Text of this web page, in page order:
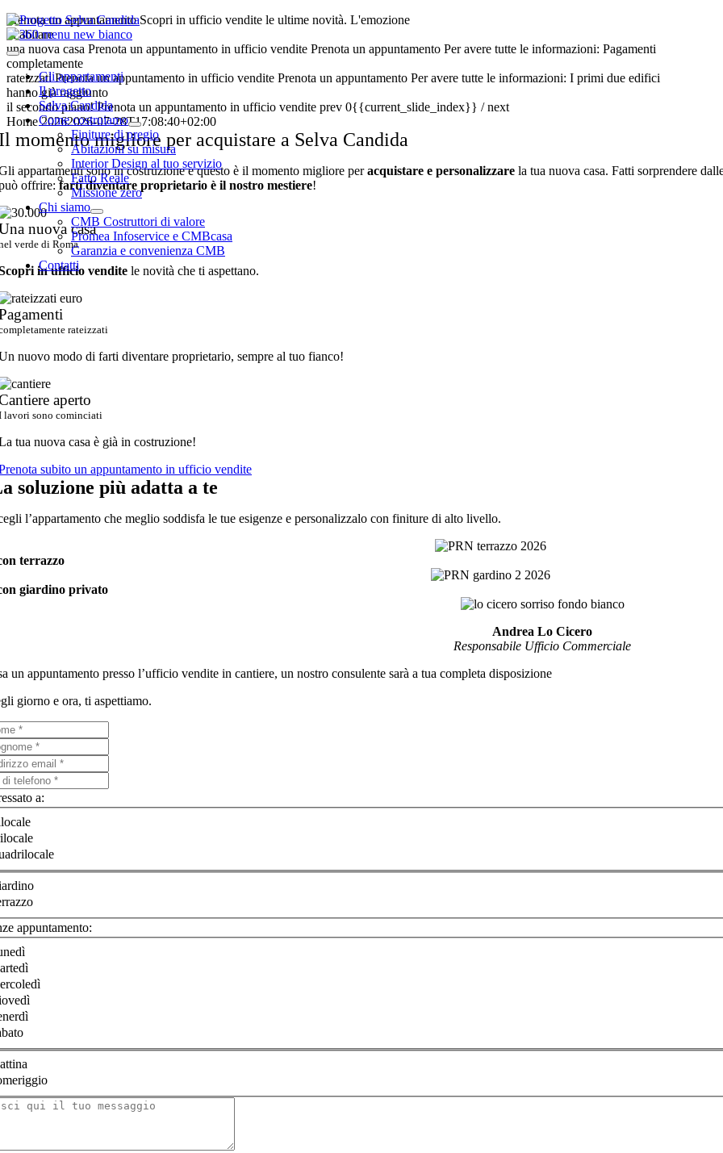
Salta
al
contenuto
Toggle
NavigationGli appartamenti
Il progetto
Selva Candida
Come costruiamo
Finiture di pregio
Abitazioni su misura
Interior Design al tuo servizio
Fatto Reale
Missione zero
Chi siamo
CMB Costruttori di valore
Promea Infoservice e CMBcasa
Garanzia e convenienza CMB
Contatti
Prenota un appuntamento Scopri in ufficio vendite le ultime novità. L'emozione
di abitare
una nuova casa Prenota un appuntamento in ufficio vendite Prenota un appuntamento Per avere tutte le informazioni: Pagamenti
completamente
rateizzati Prenota un appuntamento in ufficio vendite Prenota un appuntamento Per avere tutte le informazioni: I primi due edifici
hanno già raggiunto
il secondo piano! Prenota un appuntamento in ufficio vendite prev 0{{current_slide_index}} / next
Home 20262026-07-28T17:08:40+02:00
momento migliore per acquistare a Selva Candida
appartamenti sono in costruzione e questo è il momento migliore peracquistare e personalizzare la tua nuova casa. Fatti sorprendere
offrire:farti diventare proprietario è il nostro mestiere!
nuova casa
verde di Roma
in ufficio vendite le novità che ti aspettano.
rateizzati
nuovo modo di farti diventare proprietario, sempre al tuo fianco!
aperto
lavori sono cominciati
tua nuova casa è già in costruzione!
subito un appuntamento in ufficio vendite
soluzione più adatta a te
l’appartamento che meglio soddisfa le tue esigenze e personalizzalo con finiture di alto livello.
terrazzo
giardino privato
Andrea Lo Cicero
Responsabile Ufficio Commerciale
un appuntamento presso l’ufficio vendite in cantiere, un nostro consulente sarà a tua completa disposizione
giorno e ora, ti aspettiamo.
a:
appuntamento: